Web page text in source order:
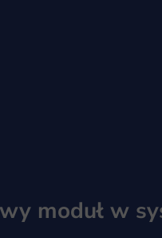
moduł w